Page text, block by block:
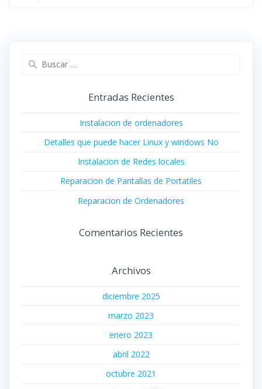
Entradas Recientes
Instalacion de ordenadores
Detalles que puede hacer Linux y windows No
Instalacion de Redes locales
Reparacion de Pantallas de Portatiles
Reparacion de Ordenadores
Comentarios Recientes
Archivos
diciembre 2025
marzo 2023
enero 2023
abril 2022
octubre 2021